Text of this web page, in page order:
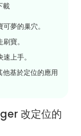
載
夢的巢穴。
寶。
上手。
基於定位的應用
改定位的